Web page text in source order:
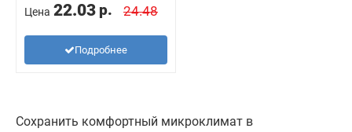
Цена 22.03 р. 24.48
Подробнее
Сохранить комфортный микроклимат в